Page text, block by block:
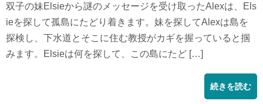
双子の妹Elsieから謎のメッセージを受け取ったAlexは、Els
ieを探して孤島にたどり着きます。妹を探してAlexは島を
探検し、下水道とそこに住む教授がカギを握っていると掴
みます。Elsieは何を探して、この島にたど […]
続きを読む